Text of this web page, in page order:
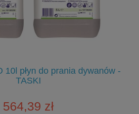
10l płyn do prania dywanów -
TASKI
564,39 zł